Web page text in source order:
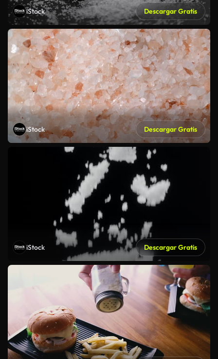
iStock Descargar Gratis
iStock Descargar Gratis
iStock Descargar Gratis